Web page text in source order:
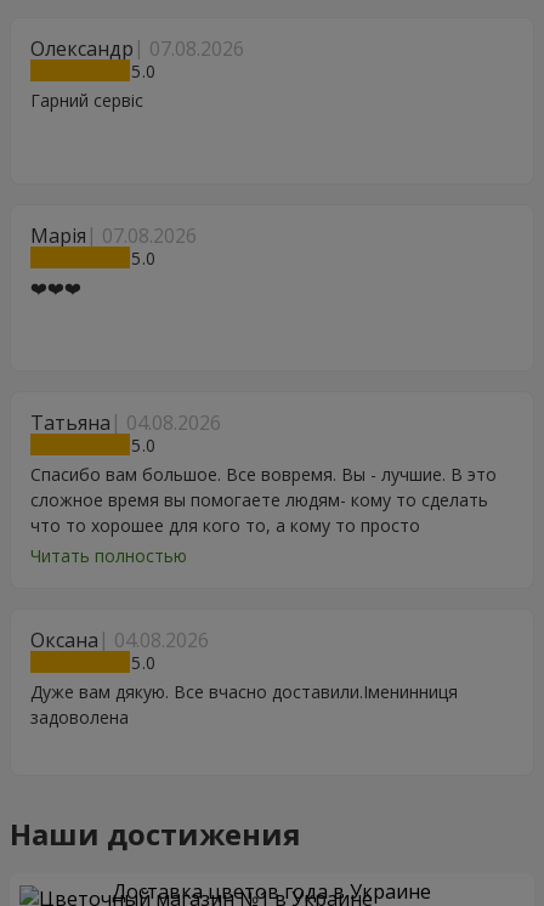
Олександр 07.08.2026
5
Гарний сервіс
Марія 07.08.2026
5
❤️❤️❤️
Татьяна 04.08.2026
5
Спасибо вам большое. Все вовремя. Вы - лучшие. В это
сложное время вы помогаете людям- кому то сделать
что то хорошее для кого то, а кому то просто
порадоваться цветам, подарку, тортику, поздравлению.
Читать полностью
Оксана 04.08.2026
5
Дуже вам дякую. Все вчасно доставили.Іменинниця
задоволена
Наши достижения
Доставка цветов года в Украине